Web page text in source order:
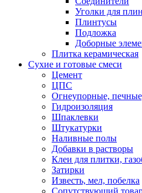
Уголки для
Плинтусы
Подложка
Доборные
Плитка керамическая
Сухие и готовые смеси
Цемент
ЦПС
Огнеупорные,
Гидроизоляция
Шпаклевки
Штукатурки
Наливные полы
Добавки в растворы
Клеи для плитки,
Затирки
Известь, мел, побелка
Сопутствующий